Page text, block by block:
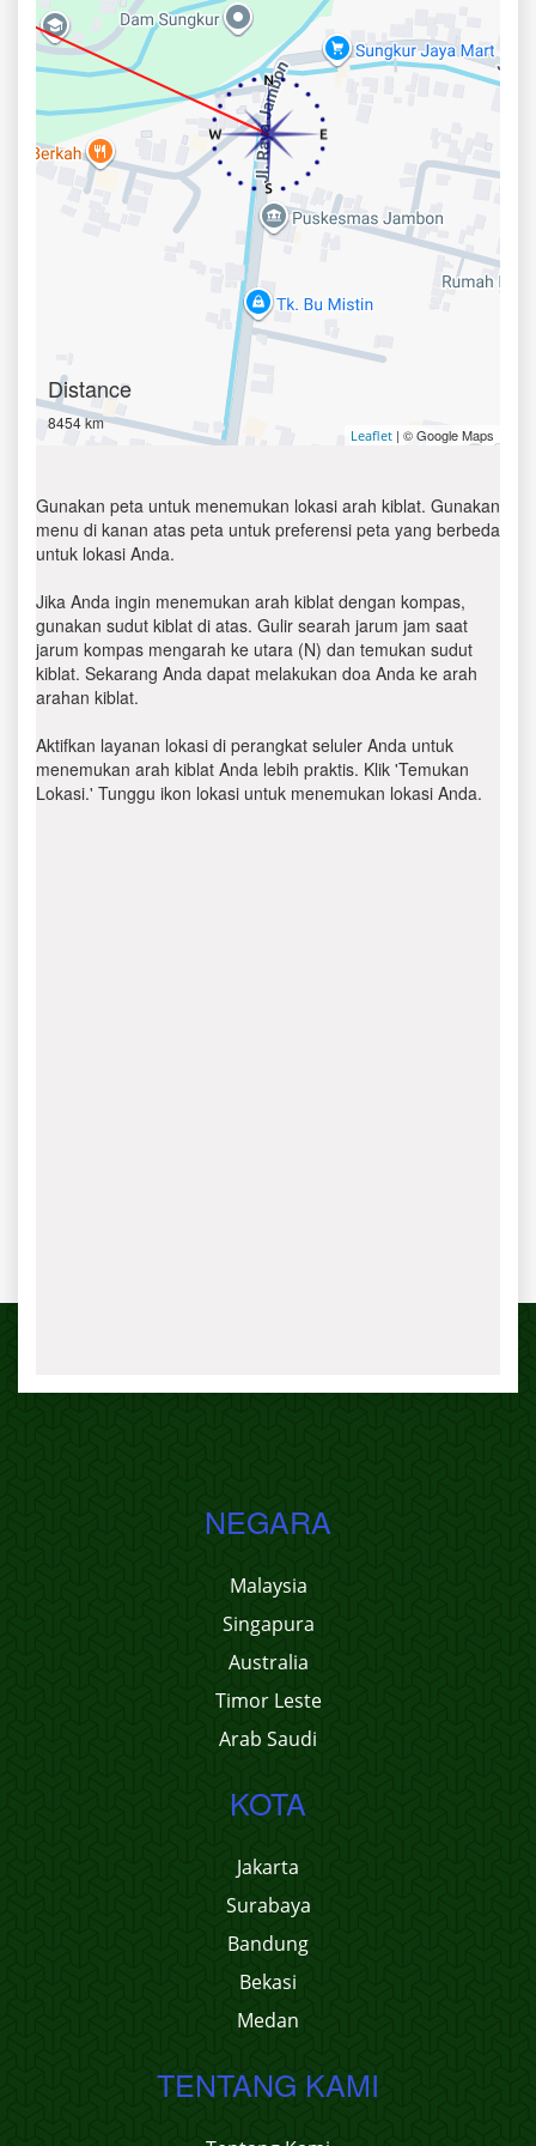
Distance
8454 km
Leaflet | © Google Maps
Gunakan peta untuk menemukan lokasi arah kiblat. Gunakan
menu di kanan atas peta untuk preferensi peta yang berbeda
untuk lokasi Anda.
Jika Anda ingin menemukan arah kiblat dengan kompas,
gunakan sudut kiblat di atas. Gulir searah jarum jam saat
jarum kompas mengarah ke utara (N) dan temukan sudut
kiblat. Sekarang Anda dapat melakukan doa Anda ke arah
arahan kiblat.
Aktifkan layanan lokasi di perangkat seluler Anda untuk
menemukan arah kiblat Anda lebih praktis. Klik 'Temukan
Lokasi.' Tunggu ikon lokasi untuk menemukan lokasi Anda.
NEGARA
Malaysia
Singapura
Australia
Timor Leste
Arab Saudi
KOTA
Jakarta
Surabaya
Bandung
Bekasi
Medan
TENTANG KAMI